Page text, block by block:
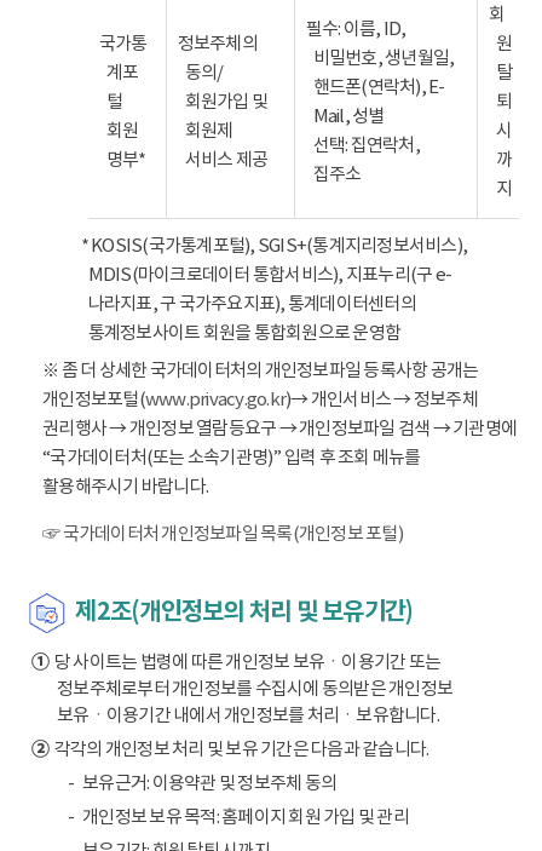
국가통
계포
털
회원
명부*
정보주체의
동의/
회원가입 및
회원제
서비스 제공
필수: 이름, ID,
비밀번호, 생년월일,
핸드폰(연락처), E-
Mail, 성별
선택: 집연락처,
집주소
회
원
탈
퇴
시
까
지
* KOSIS(국가통계포털), SGIS+(통계지리정보서비스),
MDIS(마이크로데이터 통합서비스), 지표누리(구 e-
나라지표, 구 국가주요지표), 통계데이터센터의
통계정보사이트 회원을 통합회원으로 운영함
※ 좀 더 상세한 국가데이터처의 개인정보파일 등록사항 공개는
개인정보포털(www.privacy.go.kr)→ 개인서비스 → 정보주체
권리행사 → 개인정보 열람등요구 → 개인정보파일 검색 → 기관명에
“국가데이터처(또는 소속기관명)” 입력 후 조회 메뉴를
활용해주시기 바랍니다.
☞ 국가데이터처 개인정보파일 목록(개인정보 포털)
제2조(개인정보의 처리 및 보유기간)
①당 사이트는 법령에 따른 개인정보 보유ㆍ이용기간 또는
정보주체로부터 개인정보를 수집시에 동의받은 개인정보
보유ㆍ이용기간 내에서 개인정보를 처리ㆍ보유합니다.
②각각의 개인정보 처리 및 보유 기간은 다음과 같습니다.
보유근거: 이용약관 및 정보주체 동의
개인정보 보유 목적: 홈페이지 회원 가입 및 관리